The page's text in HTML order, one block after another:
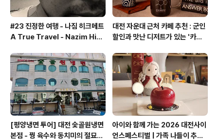
#23 진정한 여행 - 나짐 히크메트
A True Travel - Nazim Hik
대전 자운대 근처 카페 추천 : 군인
할인과 맛난 디저트가 있는 '카페
[평양냉면 투어] 대전 숯골원냉면
본점 - 꿩 육수와 동치미의 절묘한
아이와 함께 가는 2026 대전사이
언스페스티벌 | 가족 나들이 추천